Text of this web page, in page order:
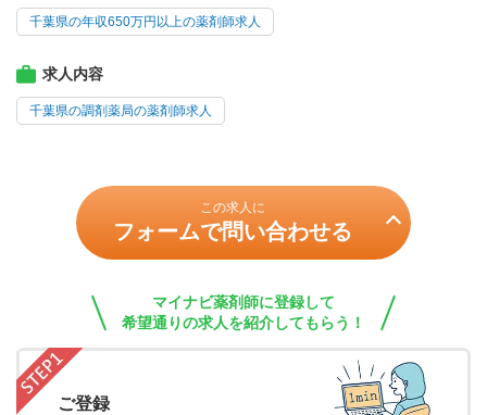
千葉県の年収650万円以上の薬剤師求人
求人内容
千葉県の調剤薬局の薬剤師求人
この求人に
フォームで問い合わせる
マイナビ薬剤師に登録して
希望通りの求人を紹介してもらう！
ご登録